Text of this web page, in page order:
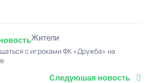
Жители
с игроками ФК «Дружба» на
Следуюшая новость